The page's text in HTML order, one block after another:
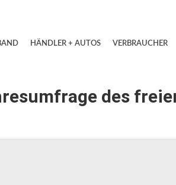
HÄNDLER + AUTOS VERBRAUCHER
des